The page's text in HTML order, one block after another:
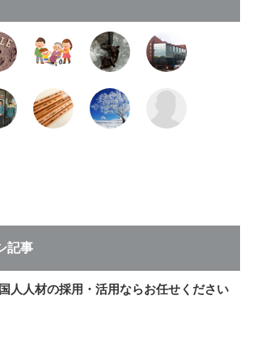
記事
人人材の採用・活用ならお任せください